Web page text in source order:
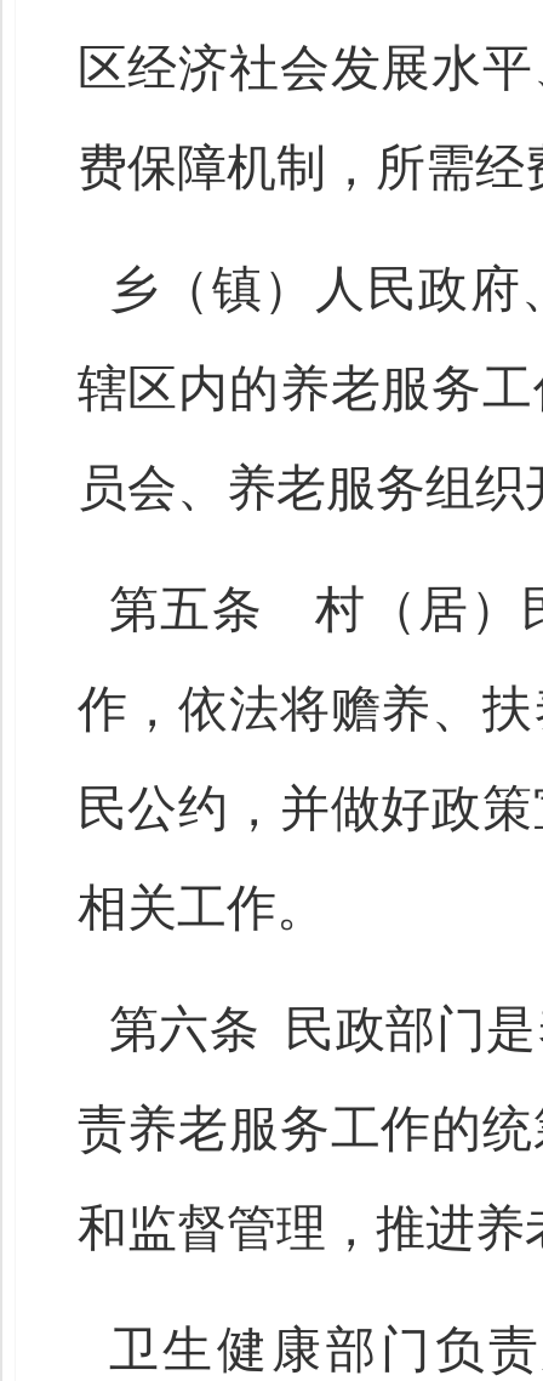
区经济社会发展水
费保障机制，所需
乡（镇）人民政
辖区内的养老服务
员会、养老服务组
第五条 村（居）
作，依法将赡养、
民公约，并做好政
相关工作。
第六条 民政部门
责养老服务工作的
和监督管理，推进
卫生健康部门负